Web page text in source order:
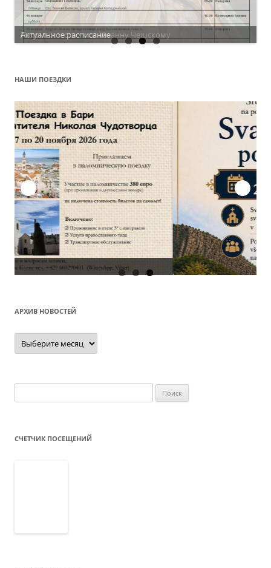
Актуальное расписание
НАШИ ПОЕЗДКИ
АРХИВ НОВОСТЕЙ
Архив
новостей
СЧЕТЧИК ПОСЕЩЕНИЙ